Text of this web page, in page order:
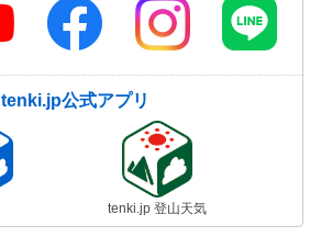
tenki.jp公式アプリ
tenki.jp 登山天気